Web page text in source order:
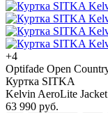
+4
Optifade Open
Куртка SITKA
Kelvin AeroLite Jacket
63 990 руб.